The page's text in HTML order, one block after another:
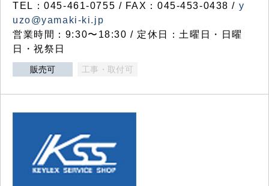
TEL：045-461-0755 / FAX：045-453-0438 / y
uzo@yamaki-ki.jp
営業時間：9:30〜18:30 / 定休日：土曜日・日曜
日・祝祭日
販売可 工事・取付可